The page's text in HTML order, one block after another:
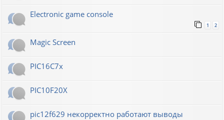
Electronic game console
1 2
Magic Screen
PIC16C7x
PIC10F20Х
pic12f629 некорректно работают выводы